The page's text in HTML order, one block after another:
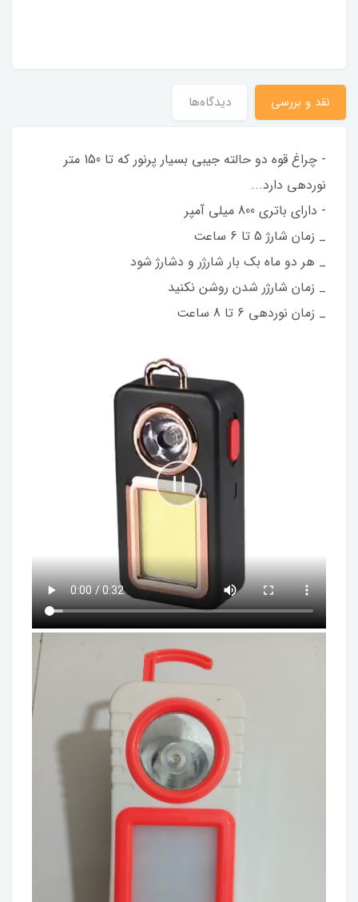
نقد و بررسی دیدگاه‌ها
- چراغ قوه دو حالته جیبی بسیار پرنور که تا 150 متر
نوردهی دارد...
- دارای باتری 800 میلی آمپر
_ زمان شارژ 5 تا 6 ساعت
_ هر دو ماه بک بار شارژر و دشارژ شود
_ زمان شارژر شدن روشن نکنید
_ زمان نوردهی 6 تا 8 ساعت